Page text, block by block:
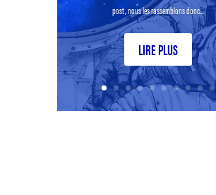
post, nous les rassemblons donc...
LIRE PLUS